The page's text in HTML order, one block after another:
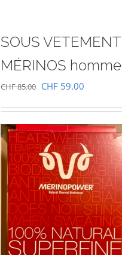
SOUS VETEMENT
MÉRINOS
CHF85.00 Le
initial
était :
CHF 85.00.
CHF 59.00
actuel
est :
CHF